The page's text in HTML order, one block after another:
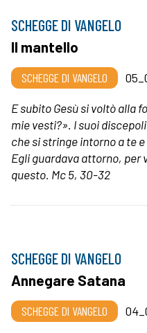
SCHEGGE DI VANGELO
Il mantello
SCHEGGE DI VANGELO
E subito Gesù si voltò alla
mie vesti?». I suoi
che si stringe intorno a te
Egli guardava attorno, per
questo. Mc 5, 30-32
SCHEGGE DI VANGELO
Annegare Satana
SCHEGGE DI VANGELO